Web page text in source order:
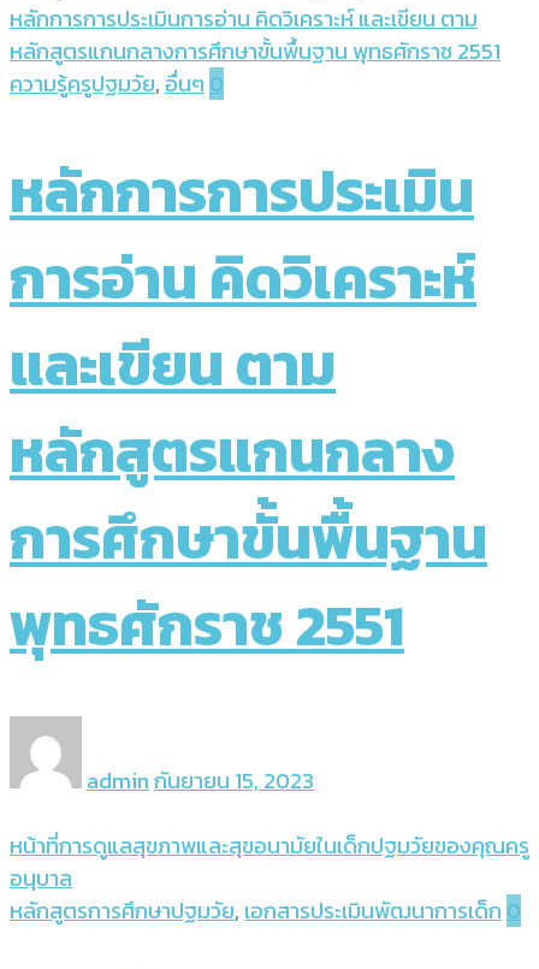
หลักการการประเมินการอ่าน คิดวิเคราะห์ และเขียน ตาม
หลักสูตรแกนกลางการศึกษาขั้นพื้นฐาน พุทธศักราช 2551
ความรู้ครูปฐมวัย, อื่นๆ 0
หลักการการประเมิน
การอ่าน คิดวิเคราะห์
และเขียน ตาม
หลักสูตรแกนกลาง
การศึกษาขั้นพื้นฐาน
พุทธศักราช 2551
adminกันยายน 15, 2023
หน้าที่การดูแลสุขภาพและสุขอนามัยในเด็กปฐมวัยของคุณครู
อนุบาล
หลักสูตรการศึกษาปฐมวัย, เอกสารประเมินพัฒนาการเด็ก 0